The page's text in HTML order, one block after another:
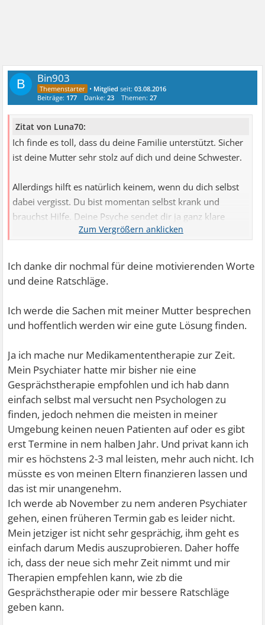
B Bin903
• Mitglied seit:03.08.2016
Beiträge: 177 Danke:23 Themen:27
Zitat von Luna70:
Ich finde es toll, dass du deine Familie unterstützt. Sicher
ist deine Mutter sehr stolz auf dich und deine Schwester.
Allerdings hilft es natürlich keinem, wenn du dich selbst
dabei vergisst. Du bist momentan selbst krank und
brauchst Hilfe. Deine Psyche sendet dir ja ganz klare
Signale, dass du der Belastung auf Dauer nicht gewachsen
Schwerstarbeit, auch mental. Es gibt keinen Feierabend
und wenn man noch dazu jemand ist, der schlecht
abschalten kann und sich immer zuständig fühlt, dann
kann das auch zu viel sein.
Krankenhausaufenthalt) wirst du mit deiner Mutter
sprechen müssen, wie du mehr zur Ruhe kommen
kannst. Vielleicht könnt ihr noch mehr Hilfe von außen
holen, Tagespflege zum Beispiel. Kann man auch für
einzelne Tage buchen. Für 104 Euro im Monat könnt ihr ja
Entlastungsleistungen in Anspruch nehmen, zum Beispiel
in dem jemand ins Haus kommt. Ist nicht viel, aber
immerhin für zwei mal im Monat reicht das. Ihr habt
Anspruch auf Verhinderungspflege und könntet mal ohne
deinen Vater in Urlaub fahren. Und zwar ohne schlechtes
Gewissen, sowas ist unbedingt nötig wenn man auf Dauer
eine Pflegesituation durchstehen will. Auch deine Mutter
braucht Atempausen. Wenn es Verwandte gibt, ruhig die
auch mal ins Boot holen, damit ihr mal Freiräume habt.
Ich habe jetzt nichts gelesen, dass du zusätzlich zu den
Medikamenten Therapie machst. Stehst du auf einer
Warteliste für ein Gesprächstherapie? Mit Medis alleine
Ich danke dir nochmal für deine motivierenden Worte
und deine Ratschläge.
Ich werde die Sachen mit meiner Mutter besprechen
und hoffentlich werden wir eine gute Lösung finden.
Ja ich mache nur Medikamententherapie zur Zeit.
Mein Psychiater hatte mir bisher nie eine
Gesprächstherapie empfohlen und ich hab dann
einfach selbst mal versucht nen Psychologen zu
finden, jedoch nehmen die meisten in meiner
Umgebung keinen neuen Patienten auf oder es gibt
erst Termine in nem halben Jahr. Und privat kann ich
mir es höchstens 2-3 mal leisten, mehr auch nicht. Ich
müsste es von meinen Eltern finanzieren lassen und
das ist mir unangenehm.
Ich werde ab November zu nem anderen Psychiater
gehen, einen früheren Termin gab es leider nicht.
Mein jetziger ist nicht sehr gesprächig, ihm geht es
einfach darum Medis auszuprobieren. Daher hoffe
ich, dass der neue sich mehr Zeit nimmt und mir
Therapien empfehlen kann, wie zb die
Gesprächstherapie oder mir bessere Ratschläge
geben kann.